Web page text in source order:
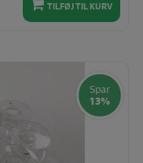
TILFØJ TIL KURV
Spar
13%